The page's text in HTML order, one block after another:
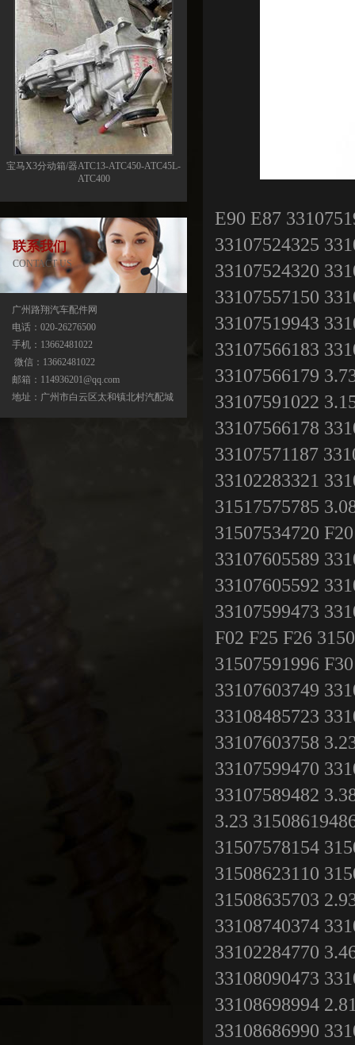
宝马X5分动箱/器-ATC500-ATC700-
ATC45L-ATC450-ATC13
中缸
联系我们
CONTACT US
广州路翔汽车配件网
电话：020-26276500
手机：13662481022
微信：13662481022
邮箱：114936201@qq.com
地址：广州市白云区太和镇北村汽配城
E90 E87
33107524325
33107524320
33107557150
33107519943
33107566183
33107566179
33107591022
33107566178
33107571187
33102283321
31517575785
31507534720
33107605589
33107605592
33107599473
F02 F25 F26
31507591996
33107603749
33108485723
33107603758
33107599470
33107589482
3.23
31507578154
31508623110
31508635703
33108740374
33102284770
33108090473
33108698994
33108686990